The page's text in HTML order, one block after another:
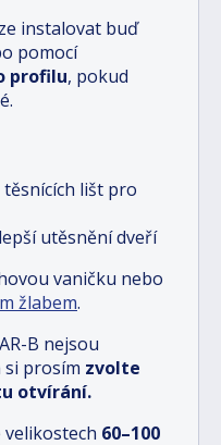
instalovat buď
pomocí
profilu, pokud
lišt pro
utěsnění dveří
vaničku nebo
žlabem.
B nejsou
si prosím zvolte
otvírání.
velikostech 60–100